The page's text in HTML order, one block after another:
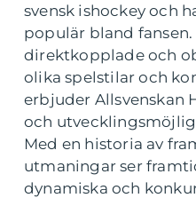
svensk ishockey och
populär bland
direktkopplade och
olika spelstilar och
erbjuder Allsvenskan
och
Med en historia av
utmaningar ser
dynamiska och